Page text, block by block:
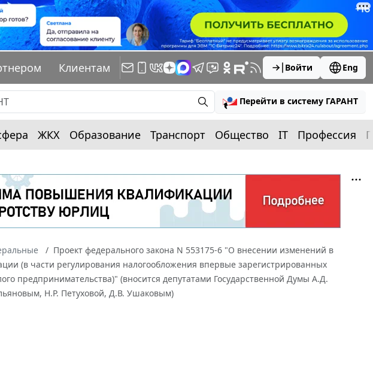
Клиентам Войти Eng
Перейти в систему ГАРАНТ
ЖКХ Образование Транспорт Общество IT Профессия
Проект федерального закона N 553175-6 "О внесении изменений в
(в части регулирования налогообложения впервые зарегистрированных
предпринимательства)" (вносится депутатами Государственной Думы А.Д.
Н.Р. Петуховой, Д.В. Ушаковым)